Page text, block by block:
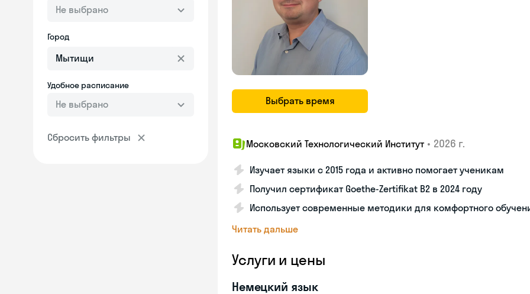
Не выбрано
Город
Удобное расписание
Не выбрано
Сбросить фильтры
Выбрать время
Московский Технологический Институт • 2026 г.
Изучает языки с 2015 года и активно помогает ученикам
Получил сертификат Goethe-Zertifikat B2 в 2024 году
Использует современные методики для комфортного
Читать дальше
Услуги и цены
Немецкий язык